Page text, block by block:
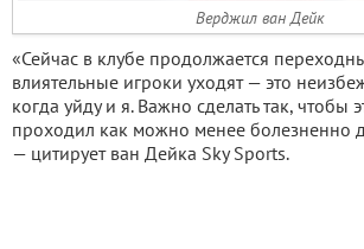
Верджил ван Дейк
«Сейчас в клубе продолжается
влиятельные игроки уходят — это
когда уйду и я. Важно сделать так, чтобы
проходил как можно менее болезненно
— цитирует ван Дейка Sky Sports.